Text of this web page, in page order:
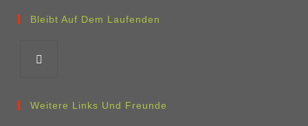
Bleibt Auf Dem Laufenden
Weitere Links Und Freunde